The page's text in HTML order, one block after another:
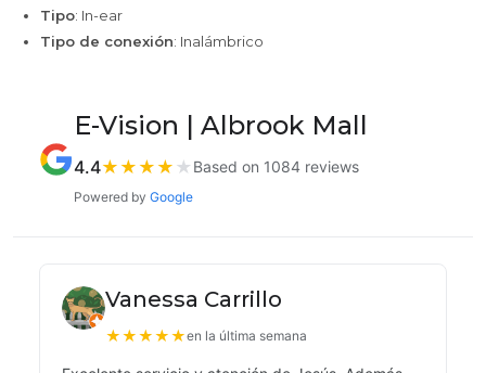
Tipo: In-ear
Tipo de conexión: Inalámbrico
E-Vision | Albrook Mall
4.4★ ★ ★ ★ ★ Based on 1084 reviews
Powered by Google
Vanessa Carrillo
★★★★★en la última semana